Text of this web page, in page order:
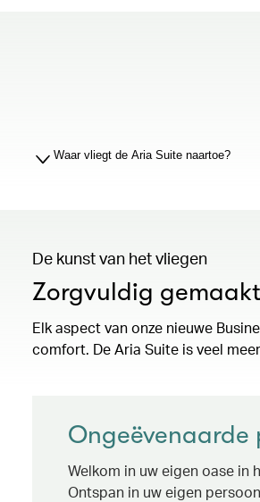
Waar vliegt de Aria Suite naartoe?
De kunst van het vliegen
Zorgvuldig
Elk aspect van onze nieuwe
comfort. De Aria Suite is veel
Ongeëvenaarde
Welkom in uw eigen oase in
Ontspan in uw eigen